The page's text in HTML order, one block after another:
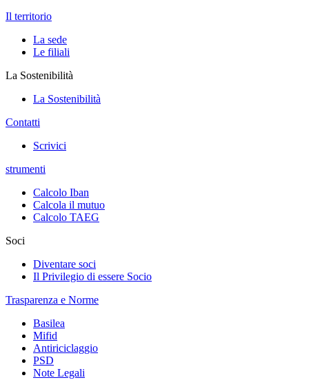
Il territorio
La sede
Le filiali
La Sostenibilità
La Sostenibilità
Contatti
Scrivici
strumenti
Calcolo Iban
Calcola il mutuo
Calcolo TAEG
Soci
Diventare soci
Il Privilegio di essere Socio
Trasparenza e Norme
Basilea
Mifid
Antiriciclaggio
PSD
Note Legali